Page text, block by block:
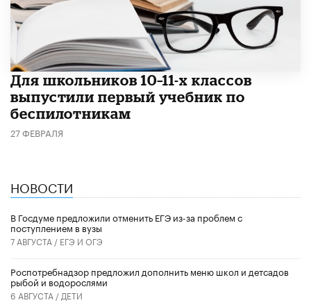
Для школьников 10–11-х классов
выпустили первый учебник по
беспилотникам
27 ФЕВРАЛЯ
НОВОСТИ
В Госдуме предложили отменить ЕГЭ из-за проблем с
поступлением в вузы
7 АВГУСТА / ЕГЭ И ОГЭ
Роспотребнадзор предложил дополнить меню школ и детсадов
рыбой и водорослями
6 АВГУСТА / ДЕТИ